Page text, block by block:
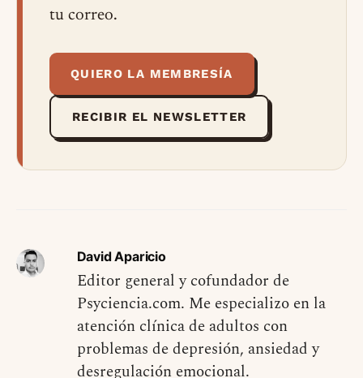
tu correo.
QUIERO LA MEMBRESÍA
RECIBIR EL NEWSLETTER
David Aparicio
Editor general y cofundador de
Psyciencia.com. Me especializo en la
atención clínica de adultos con
problemas de depresión, ansiedad y
desregulación emocional.